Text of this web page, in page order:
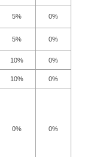
5%
0%
5%
0%
10% 0%
10% 0%
0% 0%